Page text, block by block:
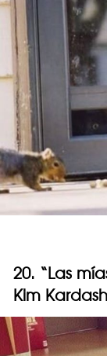
20. “Las
Kim